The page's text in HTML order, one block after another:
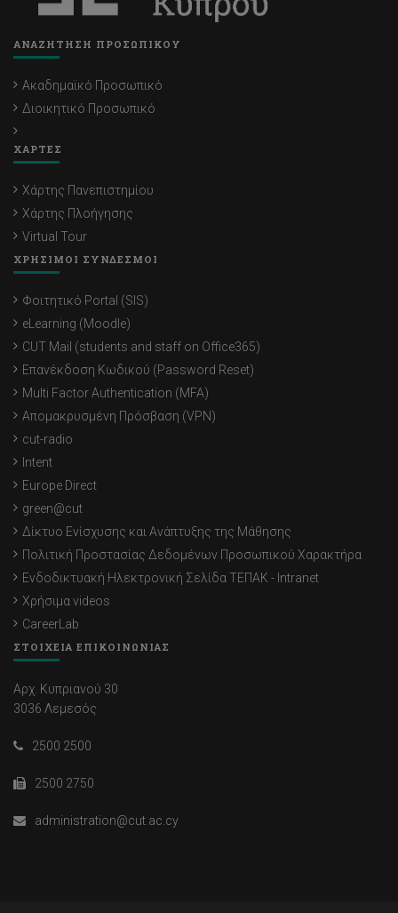
ΑΝΑΖΗΤΗΣΗ ΠΡΟΣΩΠΙΚΟΥ
Ακαδημαϊκό Προσωπικό
Διοικητικό Προσωπικό
ΧΑΡΤΕΣ
Χάρτης Πανεπιστημίου
Χάρτης Πλοήγησης
Virtual Tour
ΧΡΗΣΙΜΟΙ ΣΥΝΔΕΣΜΟΙ
Φοιτητικό Portal (SIS)
eLearning (Moodle)
CUT Mail (students and staff on Office365)
Επανέκδοση Κωδικού (Password Reset)
Multi Factor Authentication (MFA)
Απομακρυσμένη Πρόσβαση (VPN)
cut-radio
Intent
Europe Direct
green@cut
Δίκτυο Ενίσχυσης και Ανάπτυξης της Μάθησης
Πολιτική Προστασίας Δεδομένων Προσωπικού Χαρακτήρα
Ενδοδικτυακή Ηλεκτρονική Σελίδα ΤΕΠΑΚ - Intranet
Χρήσιμα videos
CareerLab
ΣΤΟΙΧΕΙΑ ΕΠΙΚΟΙΝΩΝΙΑΣ
Αρχ. Κυπριανού 30
3036 Λεμεσός
2500 2500
2500 2750
administration@cut.ac.cy